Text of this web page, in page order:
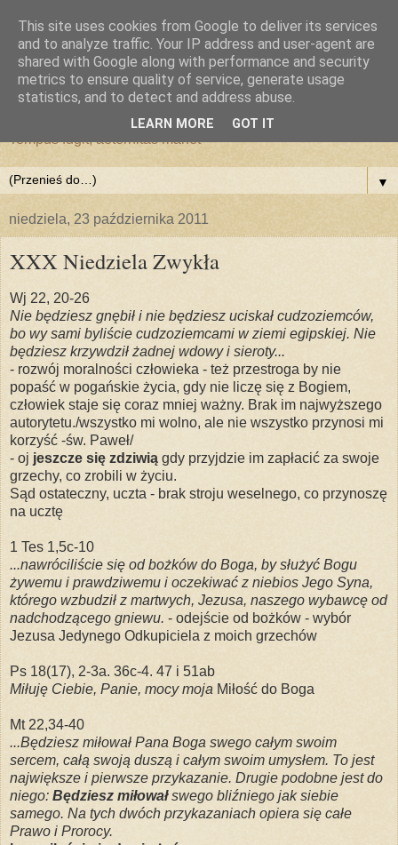
Tempus fugit, aeternitas manet
▼
niedziela, 23 października 2011
XXX Niedziela Zwykła
Wj 22, 20-26
Nie będziesz gnębił i nie będziesz uciskał cudzoziemców,
bo wy sami byliście cudzoziemcami w ziemi egipskiej. Nie
będziesz krzywdził żadnej wdowy i sieroty...
- rozwój moralności człowieka - też przestroga by nie
popaść w pogańskie życia, gdy nie liczę się z Bogiem,
człowiek staje się coraz mniej ważny. Brak im najwyższego
autorytetu./wszystko mi wolno, ale nie wszystko przynosi mi
korzyść -św. Paweł/
- oj jeszcze się zdziwią gdy przyjdzie im zapłacić za swoje
grzechy, co zrobili w życiu.
Sąd ostateczny, uczta - brak stroju weselnego, co przynoszę
na ucztę
1 Tes 1,5c-10
...nawróciliście się od bożków do Boga, by służyć Bogu
żywemu i prawdziwemu i oczekiwać z niebios Jego Syna,
którego wzbudził z martwych, Jezusa, naszego wybawcę od
nadchodzącego gniewu. - odejście od bożków - wybór
Jezusa Jedynego Odkupiciela z moich grzechów
Ps 18(17), 2-3a. 36c-4. 47 i 51ab
Miłuję Ciebie, Panie, mocy moja Miłość do Boga
Mt 22,34-40
...Będziesz miłował Pana Boga swego całym swoim
sercem, całą swoją duszą i całym swoim umysłem. To jest
największe i pierwsze przykazanie. Drugie podobne jest do
niego: Będziesz miłowałswego bliźniego jak siebie
samego. Na tych dwóch przykazaniach opiera się całe
Prawo i Prorocy.
This site uses cookies from Google to deliver its services
and to analyze traffic. Your IP address and user-agent are
shared with Google along with performance and security
metrics to ensure quality of service, generate usage
statistics, and to detect and address abuse.
LEARN MORE GOT IT